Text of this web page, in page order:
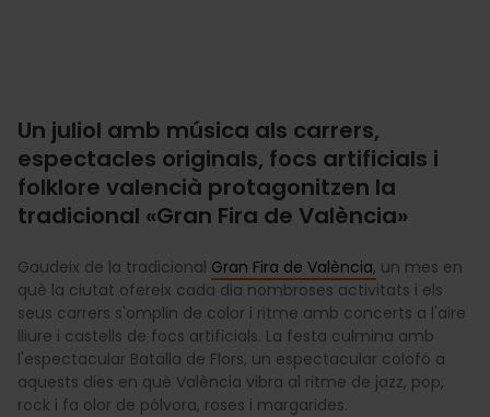
Un juliol amb música als carrers,
espectacles originals, focs artificials i
folklore valencià protagonitzen la
tradicional «Gran Fira de València»
Gaudeix de la tradicional Gran Fira de València, un mes en
què la ciutat ofereix cada dia nombroses activitats i els
seus carrers s'omplin de color i ritme amb concerts a l'aire
lliure i castells de focs artificials. La festa culmina amb
l'espectacular Batalla de Flors, un espectacular colofó a
aquests dies en què València vibra al ritme de jazz, pop,
rock i fa olor de pólvora, roses i margarides.